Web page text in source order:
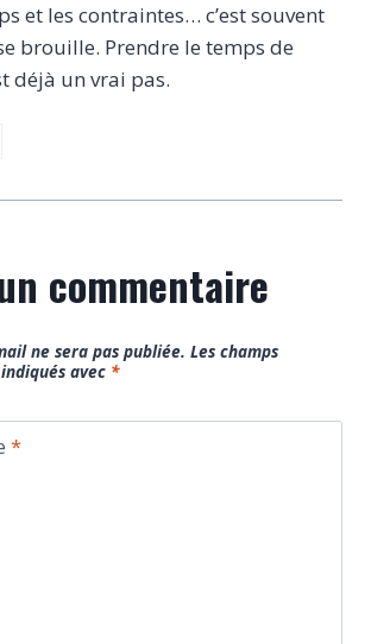
et les contraintes… c’est souvent
brouille. Prendre le temps de
déjà un vrai pas.
commentaire
ne sera pas publiée. Les champs
avec *
*